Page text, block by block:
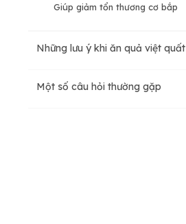
Giúp giảm tổn thương cơ bắp
Những lưu ý khi ăn quả việt quất
Một số câu hỏi thường gặp